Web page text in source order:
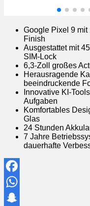
Google Pixel 9
Finish
Ausgestattet mit
SIM-Lock
6,3-Zoll großes
Herausragende
beeindruckende
Innovative KI-
Aufgaben
Komfortables
Glas
24 Stunden
7 Jahre
dauerhafte
Facebook
WhatsApp